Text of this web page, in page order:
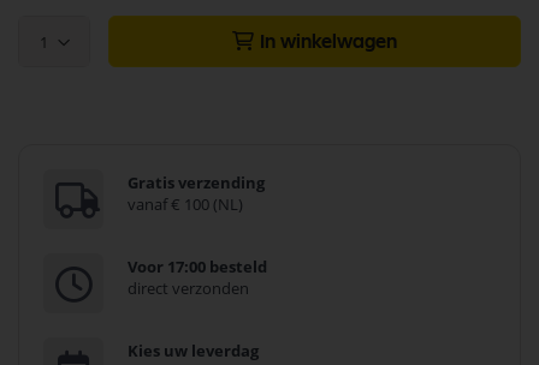
1 In winkelwagen
Gratis verzending
vanaf € 100 (NL)
Voor 17:00 besteld
direct verzonden
Kies uw leverdag